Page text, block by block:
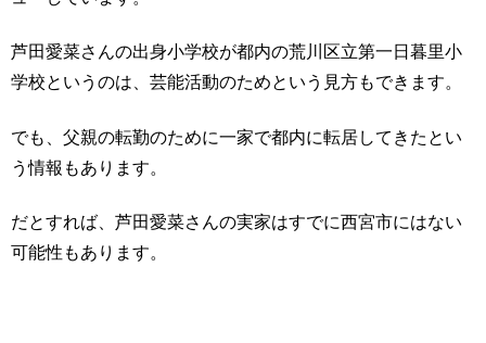
芦田愛菜さんの出身小学校が都内の荒川区立第一日暮里小
学校というのは、芸能活動のためという見方もできます。
でも、父親の転勤のために一家で都内に転居してきたとい
う情報もあります。
だとすれば、芦田愛菜さんの実家はすでに西宮市にはない
可能性もあります。